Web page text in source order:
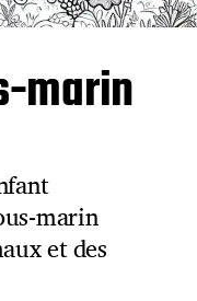
marin
marin
et des